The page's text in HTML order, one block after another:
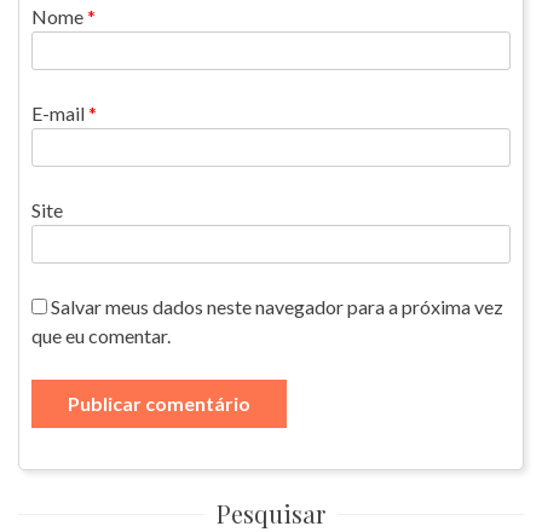
Nome*
E-mail*
Site
Salvar meus dados neste navegador para a próxima vez
que eu comentar.
Pesquisar